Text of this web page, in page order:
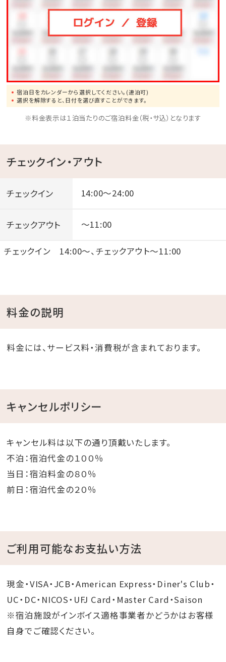
宿泊日をカレンダーから選択してください。(連泊可)
選択を解除すると、日付を選び直すことができます。
※料金表示は１泊当たりのご宿泊料金（税・サ込）となります
チェックイン・アウト
チェックイン 14:00～24:00
チェックアウト ～11:00
チェックイン 14:00～、チェックアウト～11:00
料金の説明
料金には、サービス料・消費税が含まれております。
キャンセルポリシー
キャンセル料は以下の通り頂戴いたします。
不泊：宿泊代金の１００％
当日：宿泊料金の８０％
前日：宿泊代金の２０％
ご利用可能なお支払い方法
現金・VISA・JCB・American Express・Diner's Club・
UC・DC・NICOS・UFJ Card・Master Card・Saison
※宿泊施設がインボイス適格事業者かどうかはお客様
自身でご確認ください。